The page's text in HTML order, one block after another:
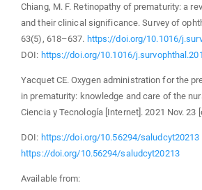
Chiang, M. F. Retinopathy of prematurity: a
and their clinical significance. Survey of
63(5), 618–637. https://doi.org/10.1016/
DOI: https://doi.org/10.1016/
Yacquet CE. Oxygen administration for the
in prematurity: knowledge and care of the
Ciencia y Tecnología [Internet]. 2021 Nov. 23
DOI: https://doi.org/10.56294/saludcyt20213
https://doi.org/10.56294/saludcyt20213
Available from: